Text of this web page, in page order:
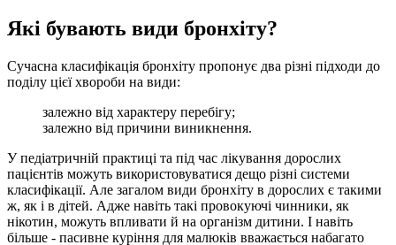
Які бувають види бронхіту?
Сучасна класифікація бронхіту пропонує два різні підходи до
поділу цієї хвороби на види:
залежно від характеру перебігу;
залежно від причини виникнення.
У педіатричній практиці та під час лікування дорослих
пацієнтів можуть використовуватися дещо різні системи
класифікації. Але загалом види бронхіту в дорослих є такими
ж, як і в дітей. Адже навіть такі провокуючі чинники, як
нікотин, можуть впливати й на організм дитини. І навіть
більше - пасивне куріння для малюків вважається набагато